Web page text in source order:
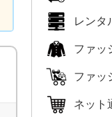
レンタ
ファッ
ファッ
ネット